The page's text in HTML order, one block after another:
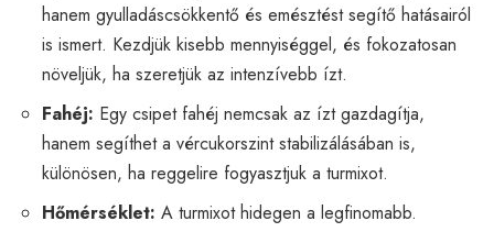
hanem gyulladáscsökkentő és emésztést segítő hatásairól
is ismert. Kezdjük kisebb mennyiséggel, és fokozatosan
növeljük, ha szeretjük az intenzívebb ízt.
Fahéj: Egy csipet fahéj nemcsak az ízt gazdagítja,
hanem segíthet a vércukorszint stabilizálásában is,
különösen, ha reggelire fogyasztjuk a turmixot.
Hőmérséklet: A turmixot hidegen a legfinomabb.